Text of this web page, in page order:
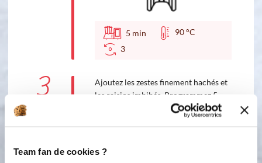
Team fan de cookies ?
5 min
90 °C
3
3
Ajoutez les zestes finement hachés et
les raisins imbibés. Programmez 5
minutes - 90°C - vitesse 2 et versez
petit à petit la semoule fine par